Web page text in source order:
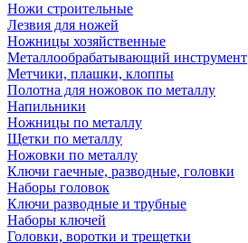
Ножи строительные
Лезвия для ножей
Ножницы хозяйственные
Металлообрабатывающий инструмент
Метчики, плашки, клоппы
Полотна для ножовок по металлу
Напильники
Ножницы по металлу
Щетки по металлу
Ножовки по металлу
Ключи гаечные, разводные, головки
Наборы головок
Ключи разводные и трубные
Наборы ключей
Головки, воротки и трещетки